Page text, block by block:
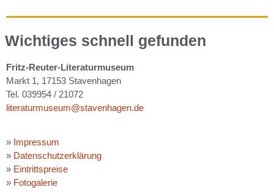
Wichtiges schnell gefunden
Fritz-Reuter-Literaturmuseum
Markt 1, 17153 Stavenhagen
Tel. 039954 / 21072
literaturmuseum@stavenhagen.de
» Impressum
» Datenschutzerklärung
» Eintrittspreise
» Fotogalerie